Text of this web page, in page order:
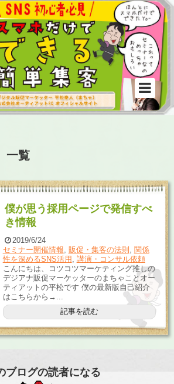
一覧
僕が思う採用ページで発信すべ
き情報
2019/6/24
セミナー開催情報, 販促・集客の法則 , 関係
性を深めるSNS活用 , 講演・コンサル依頼
こんにちは、コツコツマーケティング推しの
デジアナ販促マーケッターのまちゃことオー
ティアットの平松です 僕の最新版自己紹介
はこちらから→...
記事を読む
ブログの読者になる